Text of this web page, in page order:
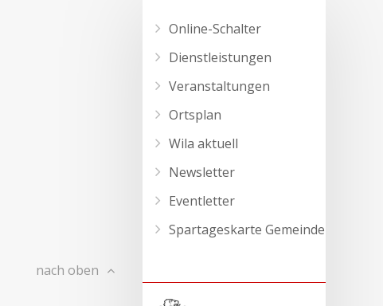
nach oben
Online-Schalter
Dienstleistungen
Veranstaltungen
Ortsplan
Wila aktuell
Newsletter
Eventletter
Spartageskarte Gemeinde